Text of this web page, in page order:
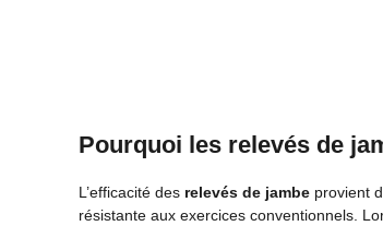
Pourquoi les relevés de
L’efficacité des relevés de jambe provient
résistante aux exercices conventionnels.